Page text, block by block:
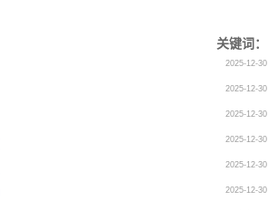
关键词：
2025-12-30
2025-12-30
2025-12-30
2025-12-30
2025-12-30
2025-12-30